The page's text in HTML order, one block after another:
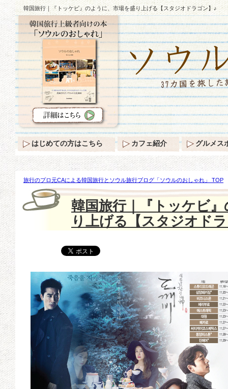
韓国旅行｜『トッケビ』のように、市場を盛り上げる【スタジオドラゴン】♪
旅行のプロ元CAによる韓国旅行とソウル旅行ブログ「ソウルのおしゃれ」 TOP
上げる【スタジオドラゴン】♪
韓国旅行｜『トッケビ
り上げる【スタジオド
はじめての方はこちら カフェ紹介 グルメス